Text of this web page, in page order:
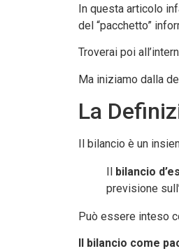
In questa articolo
del “pacchetto”
Troverai poi
Ma iniziamo dalla
La
Il bilancio è un
Il bilancio
previsione
Può essere inteso
Il bilancio come